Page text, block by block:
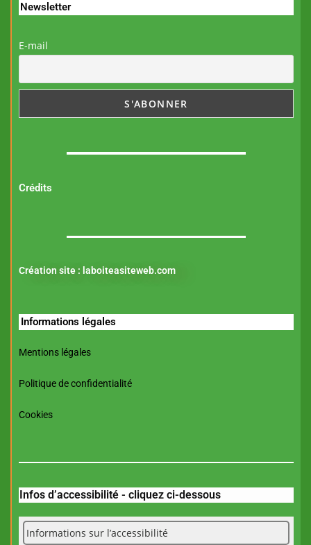
Newsletter
E-mail
Crédits
Création site : laboiteasiteweb.com
Informations légales
Mentions légales
Politique de confidentialité
Cookies
Infos d’accessibilité - cliquez ci-dessous
Informations sur l’accessibilité